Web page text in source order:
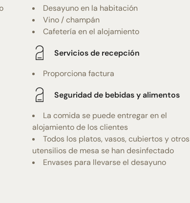
Desayuno en la habitación
Vino / champán
Cafetería en el alojamiento
Servicios de recepción
Proporciona factura
Seguridad de bebidas y alimentos
La comida se puede entregar en el
alojamiento de los clientes
Todos los platos, vasos, cubiertos y otros
utensilios de mesa se han desinfectado
Envases para llevarse el desayuno